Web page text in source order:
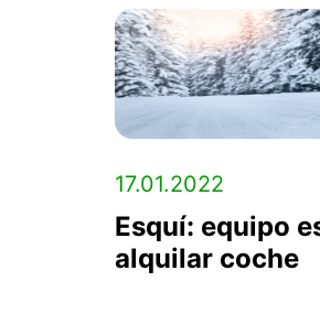
17.01.2022
Esquí: equipo
alquilar coche